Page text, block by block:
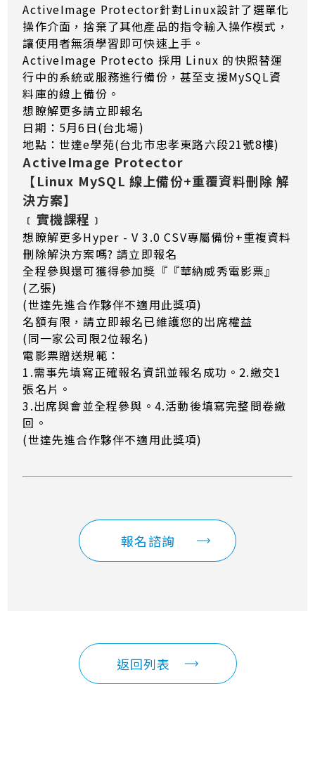
ActiveImage Protector針對Linux設計了選單化
操作介面，捨棄了其他產品的指令輸入操作模式，
讓使用者無須學習即可快速上手。
ActiveImage Protecto 採用 Linux 的快照替運
行中的系統或服務進行備份，甚至支援MySQL資
料庫的線上備份。
想瞭解更多請立即報名
日期：5月6日(台北場)
地點：世達e學苑(台北市忠孝東路六段21號8樓)
ActiveImage Protector
【Linux MySQL 線上備份+重覆資料刪除 解
決方案】
﹝實機課程﹞
想瞭解更多Hyper - V 3.0 CSV專屬備份+重複資料
刪除解決方案嗎? 請立即報名
全程參與還可獲得參加獎『『華納威秀電影票』
(乙張)
(世達先進合作夥伴不適用此獎項)
名額有限，請立即報名已維護您的出席權益
(同一家公司限2位報名)
電影票贈送規範：
1.需事先填寫正確報名資訊並報名成功。2.繳交1
張名片。
3.出席與會並全程參與。4.活動後填寫完整問卷繳
回。
(世達先進合作夥伴不適用此獎項)
報名諮詢
返回列表